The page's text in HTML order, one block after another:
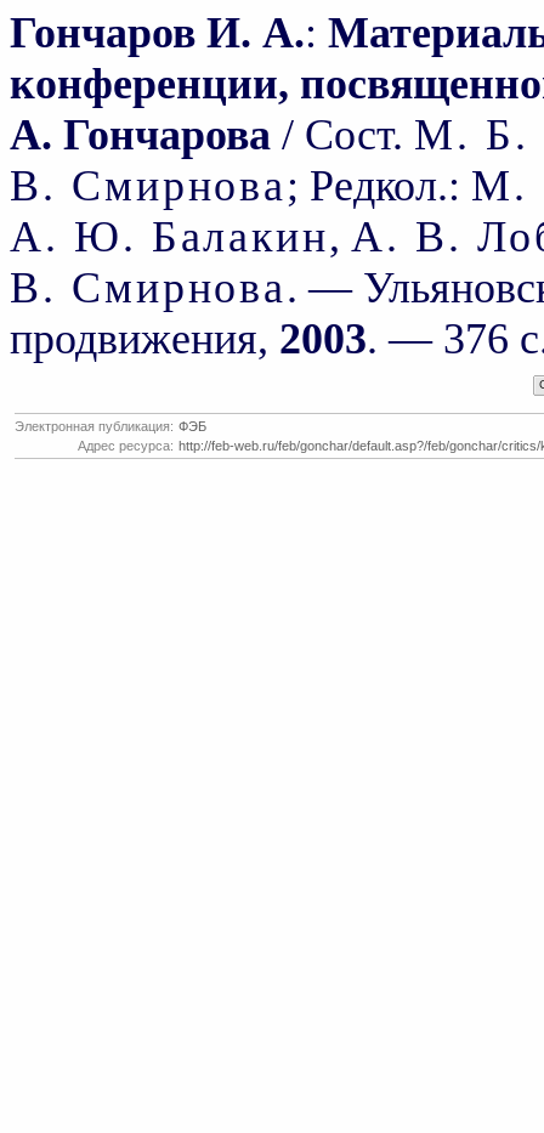
Гончаров И. А.:
конференции,
А. Гончарова / Сост. М. Б.
В. Смирнова; Редкол.: М.
А. Ю. Балакин,А. В.
В. Смирнова. —
продвижения, 2003. — 376
Электронная публикация: ФЭБ
Адрес ресурса: http://feb-web.ru/feb/gonchar/default.asp?/feb/gonchar/critics/